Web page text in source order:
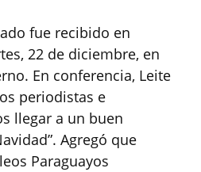
fue recibido en
22 de diciembre, en
En conferencia, Leite
periodistas e
llegar a un buen
Agregó que
Paraguayos